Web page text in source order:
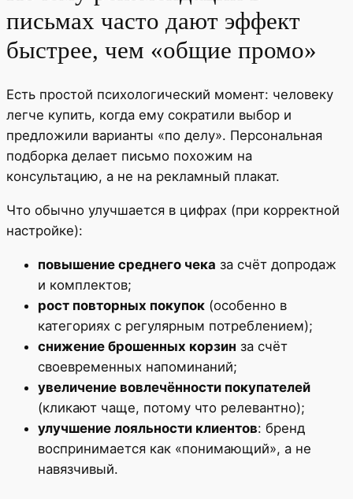
письмах часто дают эффект
быстрее, чем «общие промо»
Есть простой психологический момент: человеку
легче купить, когда ему сократили выбор и
предложили варианты «по делу». Персональная
подборка делает письмо похожим на
консультацию, а не на рекламный плакат.
Что обычно улучшается в цифрах (при корректной
настройке):
повышение среднего чека за счёт допродаж
и комплектов;
рост повторных покупок (особенно в
категориях с регулярным потреблением);
снижение брошенных корзин за счёт
своевременных напоминаний;
увеличение вовлечённости покупателей
(кликают чаще, потому что релевантно);
улучшение лояльности клиентов: бренд
воспринимается как «понимающий», а не
навязчивый.